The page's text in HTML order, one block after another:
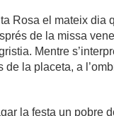
Rosa el mateix dia
de la missa
Mentre
de la placeta, a
la festa un pobre